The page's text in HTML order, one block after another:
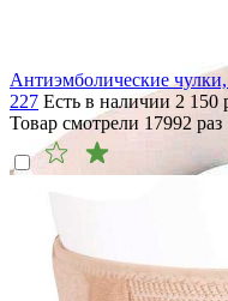
Антиэмболические
227 Есть в наличии 2 150
Товар смотрели 17992 раз